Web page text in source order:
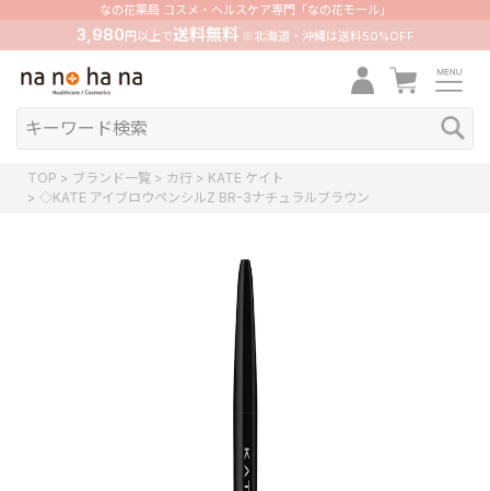
なの花薬局 コスメ・ヘルスケア専門「なの花モール」
3,980 円以上で送料無料※北海道・沖縄は送料50%OFF
TOP ブランド一覧 カ行
KATE ケイト
◇KATE アイブロウペンシルZ BR-3ナチュラルブラウン